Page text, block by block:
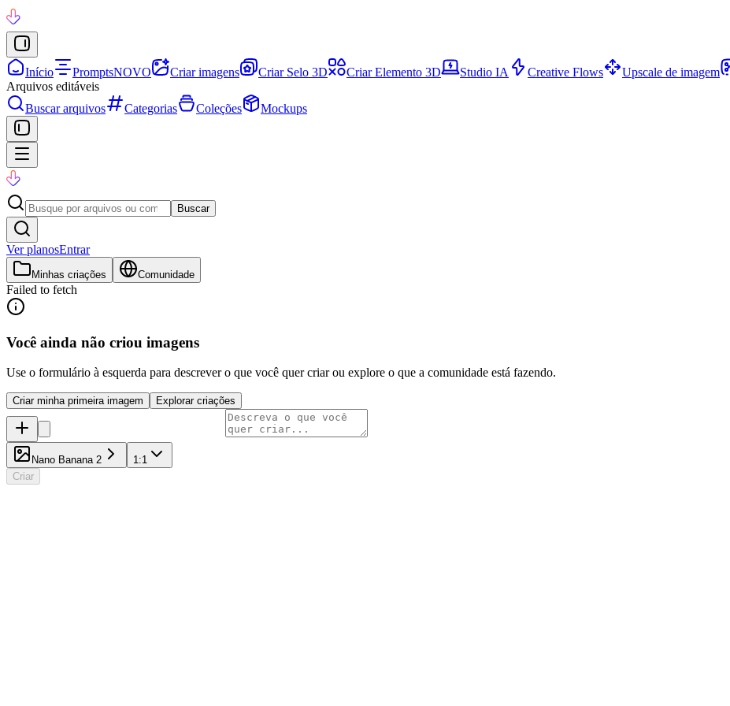
Início PromptsNOVO Criar imagens Criar Selo 3D Criar Elemento 3D Studio IA Creative Flows Upscale de imagem
Arquivos editáveis
Buscar arquivos
Categorias Coleções Mockups
Buscar
Ver planosEntrar
Minhas criações Comunidade
Failed to fetch
Você ainda não criou imagens
Use o formulário à esquerda para descrever o que você quer criar ou explore o que a comunidade está fazendo.
Criar minha primeira imagem Explorar criações
Nano Banana 2
1:1
Criar